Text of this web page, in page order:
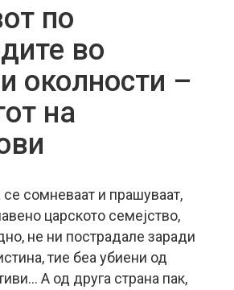
по
во
околности –
на
сомневаат и прашуваат,
царското семејство,
не ни пострадале заради
тие беа убиени од
А од друга страна пак,